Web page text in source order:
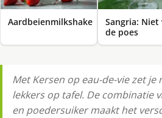
Aardbeienmilkshake
Sangria: Niet
de poes
Met Kersen op eau-de-vie zet je
lekkers op tafel. De combinatie
en poedersuiker maakt het